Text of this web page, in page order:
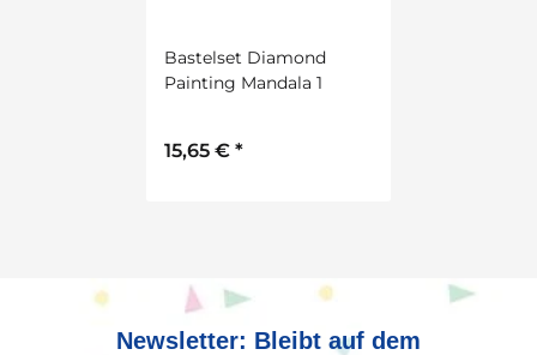
Bastelset Diamond
Painting Mandala 1
15,65 € *
Newsletter: Bleibt auf dem